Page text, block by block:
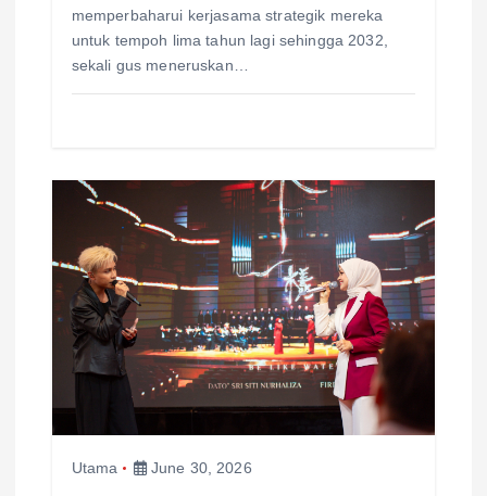
memperbaharui kerjasama strategik mereka
untuk tempoh lima tahun lagi sehingga 2032,
sekali gus meneruskan…
Utama June 30, 2026